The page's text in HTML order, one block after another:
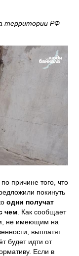
территории РФ
причине того, что
покинуть
одни получат
чем . Как сообщает
не имеющим на
выплатят
будет идти от
Если в